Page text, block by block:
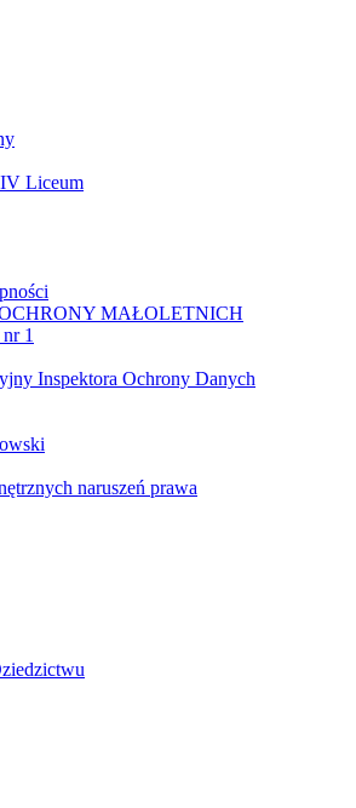
Liceum
MAŁOLETNICH
1
Inspektora Ochrony Danych
naruszeń prawa